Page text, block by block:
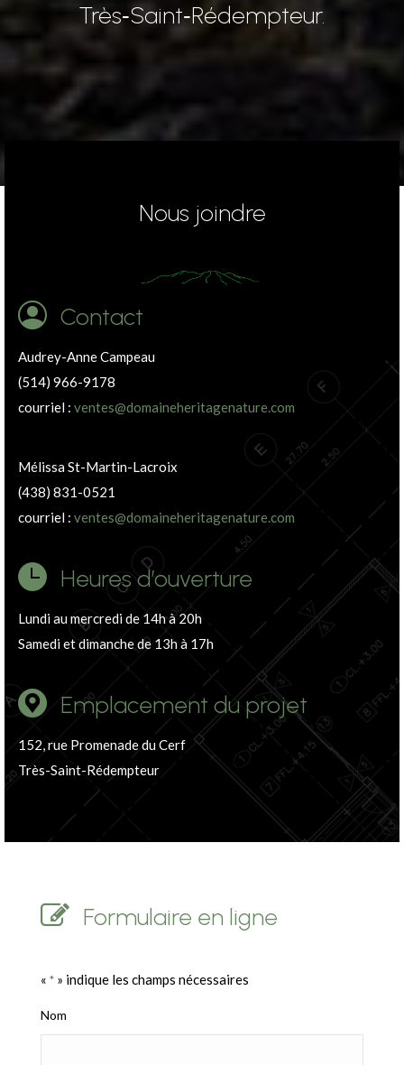
Très‑Saint‑Rédempteur.
Nous joindre
Contact
Audrey-Anne Campeau
(514) 966-9178
courriel : ventes@domaineheritagenature.com
Mélissa St-Martin-Lacroix
(438) 831-0521
courriel : ventes@domaineheritagenature.com
Heures d’ouverture
Lundi au mercredi de 14h à 20h
Samedi et dimanche de 13h à 17h
Emplacement du projet
152, rue Promenade du Cerf
Très-Saint-Rédempteur
Formulaire en ligne
« * » indique les champs nécessaires
Nom